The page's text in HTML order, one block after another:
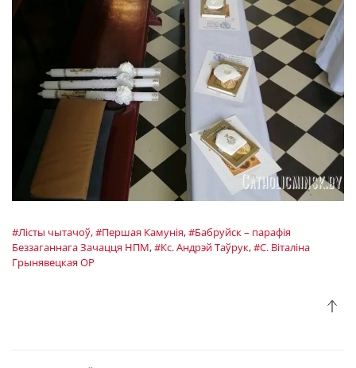
#Лісты чытачоў,#Першая Камунія,#Бабруйск – парафія
Беззаганнага Зачацця НПМ,#Кс. Андрэй Таўрук,#С. Віталіна
Грынявецкая OP